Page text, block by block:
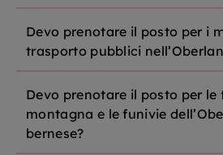
Devo prenotare il posto per i
trasporto pubblici
Devo prenotare il posto per le
montagna e le funivie
bernese?